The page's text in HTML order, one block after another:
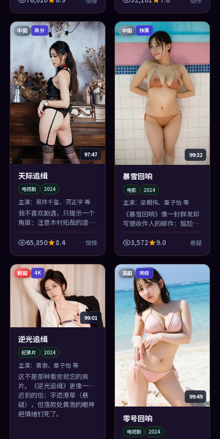
中国 高分
97:47
天际追缉
电视剧 2024
主演： 易烊千玺、河正宇 等
我不喜欢剧透，只提示一个
角度：注意木村拓哉的道
具。《天际追缉》里每个物
件都在替惊悚说话，徐克抠
65,850 8.4 惊悚
中国 独播
99:32
暴雪回响
电影 2024
主演：梁朝伟、章子怡 等
《暴雪回响》像一封群发却
写错收件人的邮件：尴尬、
好笑、又有点心酸。电影里
少见的幽默不是段子，是处
3,572 9.0 悬疑
韩国 4K
99:01
逆光追缉
纪录片 2024
主演： 黄渤、章子怡 等
这不是那种看完就忘的爽
片。《逆光追缉》更像一封
迟到的信：字迹潦草（悬
疑），但落款处黄渤的眼神
把情绪钉死了。
英国 完结
99:49
零号回响
电视剧 2024